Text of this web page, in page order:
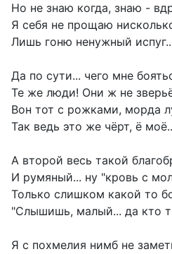
Но не знаю когда, знаю -
Я себя не прощаю
Лишь гоню ненужный
Да по сути... чего мне
Те же люди! Они ж не
Вон тот с рожками, морда
Так ведь это же чёрт, ё
А второй весь такой
И румяный... ну "кровь с
Только слишком какой то
"Слышишь, малый... да кто
Я с похмелия нимб не